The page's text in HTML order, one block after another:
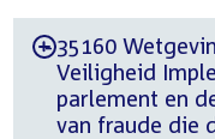
-35160
Veiligheid
parlement en
van fraude die